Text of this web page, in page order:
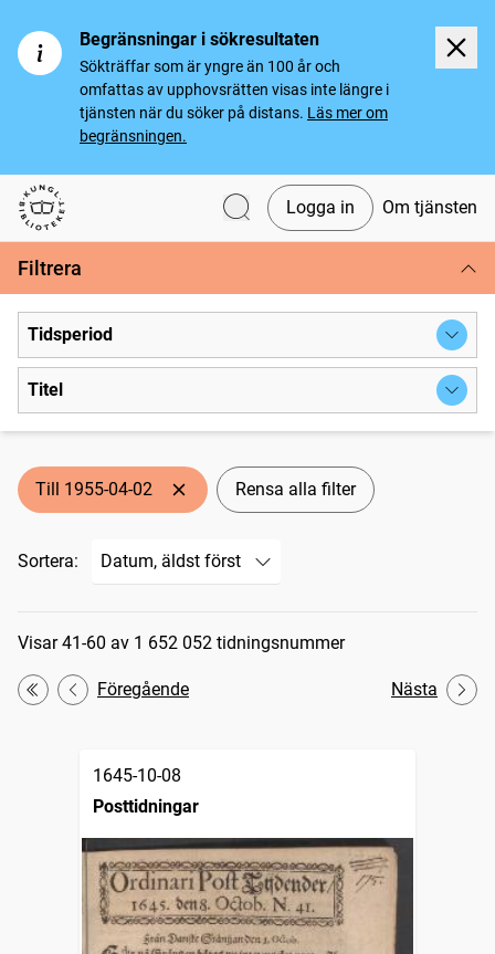
Begränsningar i sökresultaten
Sökträffar som är yngre än 100 år och
omfattas av upphovsrätten visas inte längre i
tjänsten när du söker på distans. Läs mer om
begränsningen.
Svenska tidningar
Logga in Om tjänsten
Filtrera
Tidsperiod
Titel
Till 1955-04-02 Rensa alla filter
Sortera:
Sökresultat
Visar 41-60 av 1 652 052 tidningsnummer
Första
Föregående Nästa
1645-10-08
Posttidningar